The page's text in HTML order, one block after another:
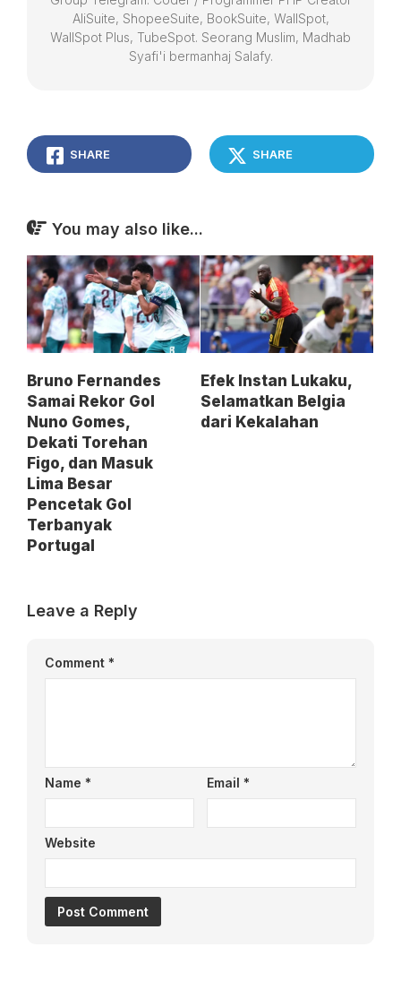
AliSuite, ShopeeSuite, BookSuite, WallSpot,
WallSpot Plus, TubeSpot. Seorang Muslim, Madhab
Syafi'i bermanhaj Salafy.
SHARE SHARE
You may also like...
Bruno Fernandes
Samai Rekor Gol
Nuno Gomes,
Dekati Torehan
Figo, dan Masuk
Lima Besar
Pencetak Gol
Terbanyak
Portugal
Efek Instan Lukaku,
Selamatkan Belgia
dari Kekalahan
Leave a Reply
Comment *
Name * Email *
Website